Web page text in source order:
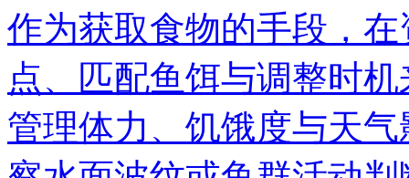
作为获取食物的手段，
点、匹配鱼饵与调整时
管理体力、饥饿度与天